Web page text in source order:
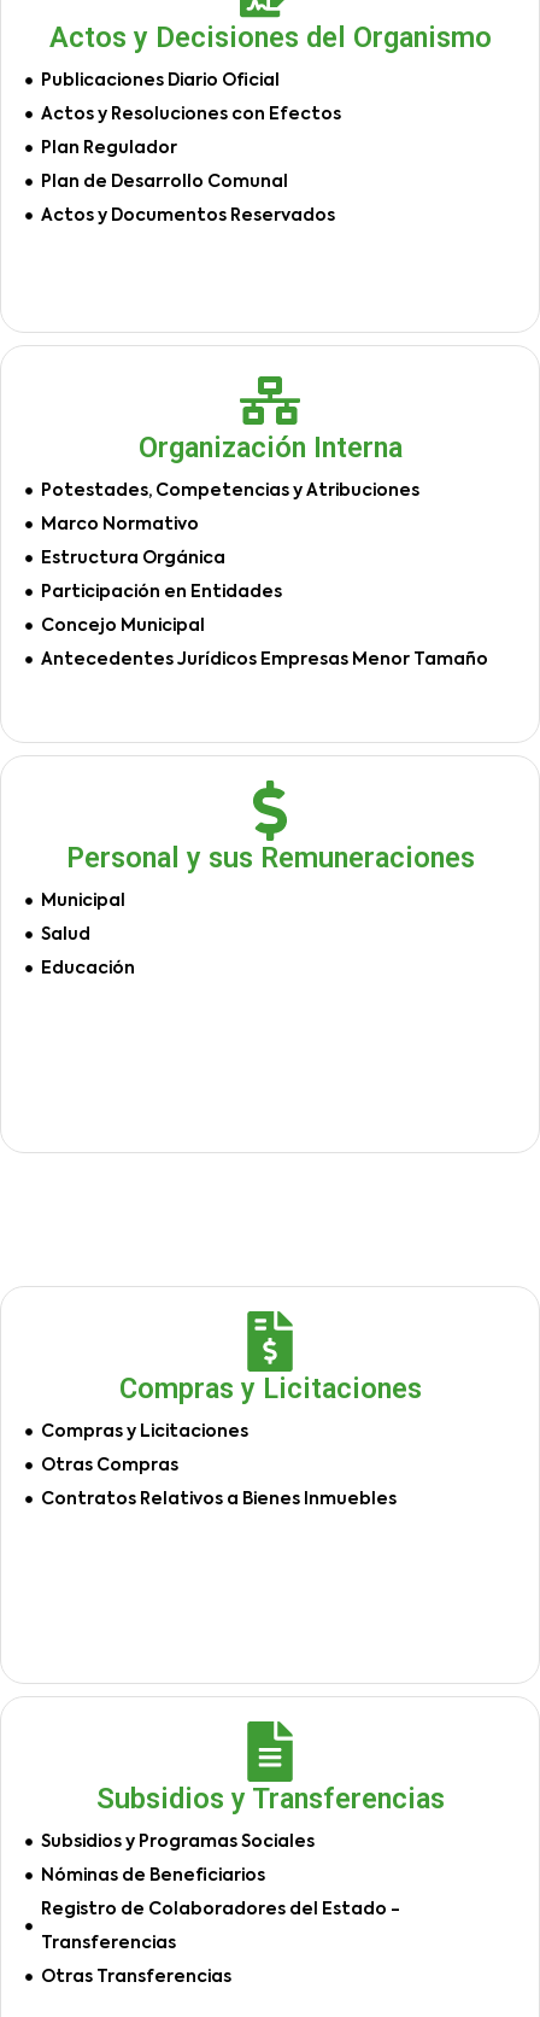
Actos y Decisiones del Organismo
Publicaciones Diario Oficial
Actos y Resoluciones con Efectos
Plan Regulador
Plan de Desarrollo Comunal
Actos y Documentos Reservados
Organización Interna
Potestades, Competencias y Atribuciones
Marco Normativo
Estructura Orgánica
Participación en Entidades
Concejo Municipal
Antecedentes Jurídicos Empresas Menor Tamaño
Personal y sus Remuneraciones
Municipal
Salud
Educación
Compras y Licitaciones
Compras y Licitaciones
Otras Compras
Contratos Relativos a Bienes Inmuebles
Subsidios y Transferencias
Subsidios y Programas Sociales
Nóminas de Beneficiarios
Registro de Colaboradores del Estado -
Transferencias
Otras Transferencias